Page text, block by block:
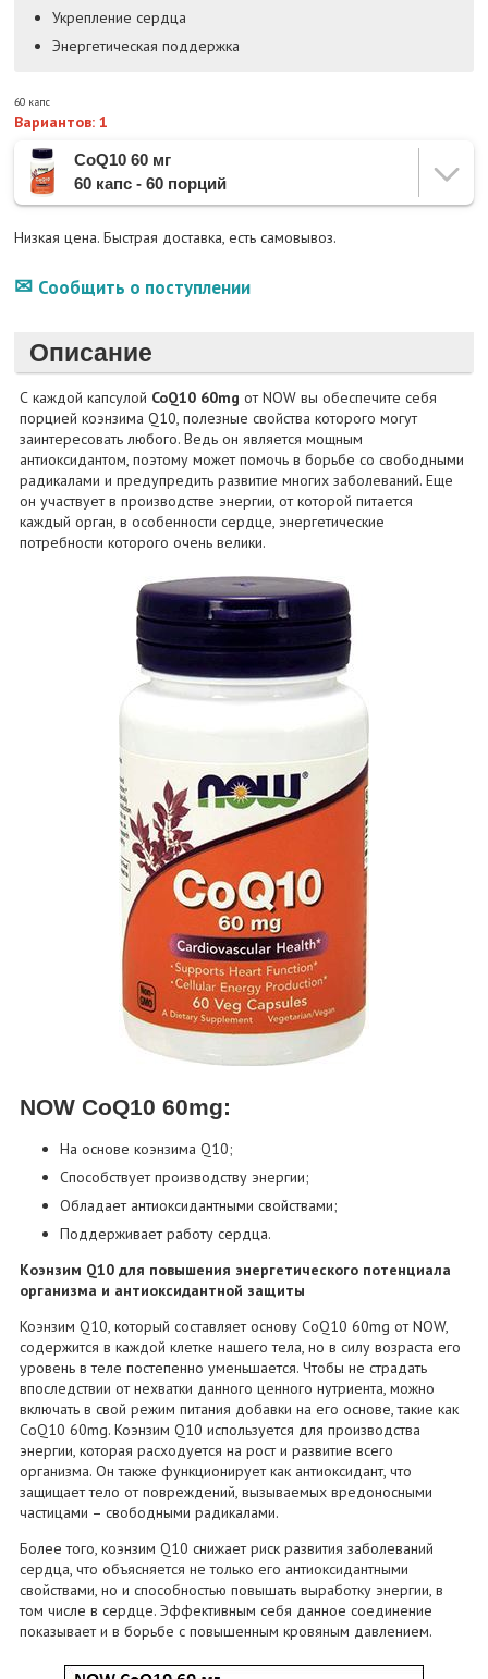
Укрепление сердца
Энергетическая поддержка
60 капс
Вариантов: 1
CoQ10 60 мг
60 капс - 60 порций
Низкая цена. Быстрая доставка, есть самовывоз.
Сообщить о поступлении
Описание
С каждой капсулой CoQ10 60mg от NOW вы обеспечите себя
порцией коэнзима Q10, полезные свойства которого могут
заинтересовать любого. Ведь он является мощным
антиоксидантом, поэтому может помочь в борьбе со свободными
радикалами и предупредить развитие многих заболеваний. Еще
он участвует в производстве энергии, от которой питается
каждый орган, в особенности сердце, энергетические
потребности которого очень велики.
NOW CoQ10 60mg:
На основе коэнзима Q10;
Способствует производству энергии;
Обладает антиоксидантными свойствами;
Поддерживает работу сердца.
Коэнзим Q10 для повышения энергетического потенциала
организма и антиоксидантной защиты
Коэнзим Q10, который составляет основу CoQ10 60mg от NOW,
содержится в каждой клетке нашего тела, но в силу возраста его
уровень в теле постепенно уменьшается. Чтобы не страдать
впоследствии от нехватки данного ценного нутриента, можно
включать в свой режим питания добавки на его основе, такие как
CoQ10 60mg. Коэнзим Q10 используется для производства
энергии, которая расходуется на рост и развитие всего
организма. Он также функционирует как антиоксидант, что
защищает тело от повреждений, вызываемых вредоносными
частицами – свободными радикалами.
Более того, коэнзим Q10 снижает риск развития заболеваний
сердца, что объясняется не только его антиоксидантными
свойствами, но и способностью повышать выработку энергии, в
том числе в сердце. Эффективным себя данное соединение
показывает и в борьбе с повышенным кровяным давлением.